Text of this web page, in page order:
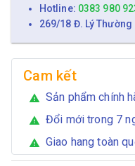
Hotline: 0383 980
269/18 Đ. Lý Thường
Cam kết
warning Sản phẩm chính
warning Đổi mới trong 7
warning Giao hang toàn